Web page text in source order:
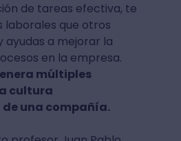
de tareas efectiva, te
laborales que otros
ayudas a mejorar la
en la empresa.
múltiples
cultura
una compañía.